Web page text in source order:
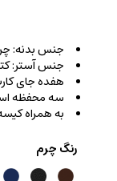
جنس بدنه:
جنس آستر:
هفده جای
سه محفظه
به همراه
رنگ چرم